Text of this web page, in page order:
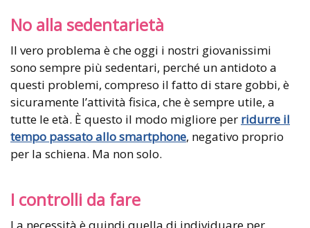
No alla sedentarietà
Il vero problema è che oggi i nostri giovanissimi
sono sempre più sedentari, perché un antidoto a
questi problemi, compreso il fatto di stare gobbi, è
sicuramente l’attività fisica, che è sempre utile, a
tutte le età. È questo il modo migliore per ridurre il
tempo passato allo smartphone, negativo proprio
per la schiena. Ma non solo.
I controlli da fare